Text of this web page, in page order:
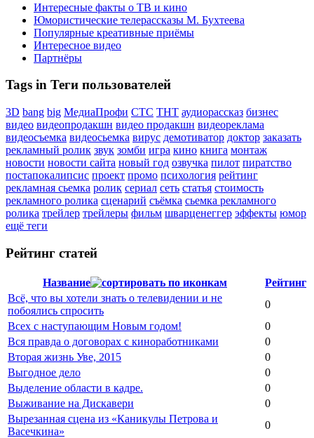
Интересные факты о ТВ и кино
Юмористические телерассказы М. Бухтеева
Популярные креативные приёмы
Интересное видео
Партнёры
Tags in Теги пользователей
3D bang big МедиаПрофи СТС ТНТ аудиорассказ бизнес
видео видеопродакшн видео продакшн видеореклама
видеосъемка видеосьемка вирус демотиватор доктор заказать
рекламный ролик звук зомби игра кино книга монтаж
новости новости сайта новый год озвучка пилот пиратство
постапокалипсис проект промо психология рейтинг
рекламная сьемка ролик сериал сеть статья стоимость
рекламного ролика сценарий съёмка сьемка рекламного
ролика трейлер трейлеры фильм шварценеггер эффекты юмор
ещё теги
Рейтинг статей
Название
Рейтинг
Всё, что вы хотели знать о телевидении и не
побоялись спросить
0
Всех с наступающим Новым годом!
0
Вся правда о договорах с киноработниками
0
Вторая жизнь Уве, 2015
0
Выгодное дело
0
Выделение области в кадре.
0
Выживание на Дискавери
0
Вырезанная сцена из «Каникулы Петрова и
Васечкина»
0